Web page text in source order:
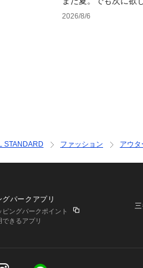
2026/8/6
STANDARD ファッション アウタ
パークアプリ
ングパークポイント
きるアプリ